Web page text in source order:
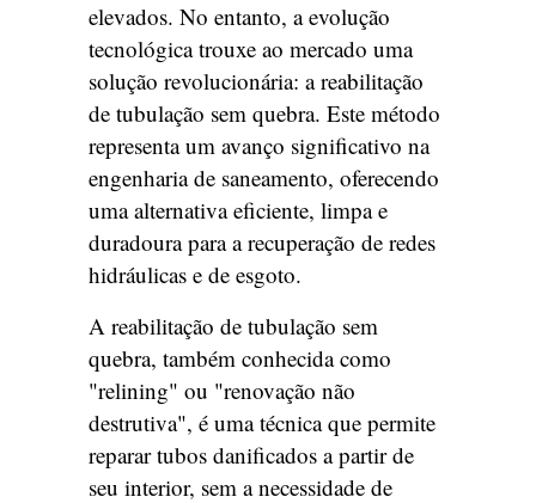
elevados. No entanto, a evolução
tecnológica trouxe ao mercado uma
solução revolucionária: a reabilitação
de tubulação sem quebra. Este método
representa um avanço significativo na
engenharia de saneamento, oferecendo
uma alternativa eficiente, limpa e
duradoura para a recuperação de redes
hidráulicas e de esgoto.
A reabilitação de tubulação sem
quebra, também conhecida como
"relining" ou "renovação não
destrutiva", é uma técnica que permite
reparar tubos danificados a partir de
seu interior, sem a necessidade de